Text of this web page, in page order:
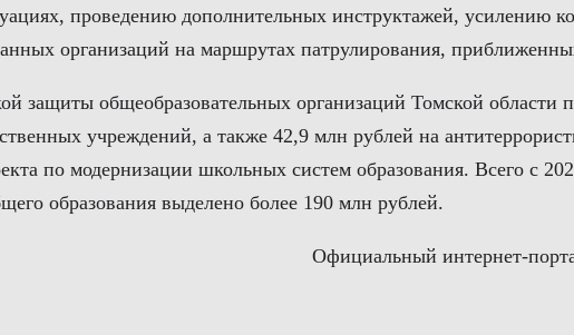
проведению дополнительных инструктажей, усилению
организаций на маршрутах патрулирования,
защиты общеобразовательных организаций Томской
учреждений, а также 42,9 млн рублей на
по модернизации школьных систем образования. Всего с
образования выделено более 190 млн рублей.
Официальный интернет-